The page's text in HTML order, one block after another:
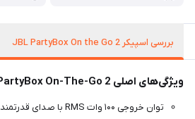
بررسی اسپیکر JBL PartyBox On the Go 2
ویژگی‌های اصلی JBL PartyBox On-The-Go 2
توان خروجی ۱۰۰ وات RMS با صدای قدرتمند JBL Pro Sound